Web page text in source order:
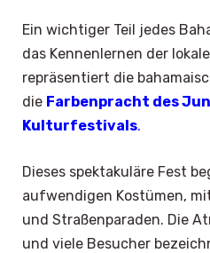
Ein wichtiger Teil jedes
das Kennenlernen der
repräsentiert die
die Farbenpracht des
Kulturfestivals.
Dieses spektakuläre Fest
aufwendigen Kostümen,
und Straßenparaden. Die
und viele Besucher